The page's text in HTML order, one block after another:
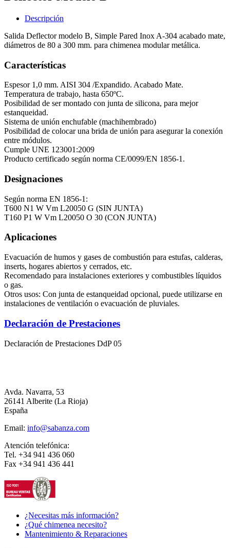
Descripción
Salida Deflector modelo B, Simple Pared Inox A-304 acabado mate,
diámetros de 80 a 300 mm. para chimenea modular metálica.
Características
Espesor 1,0 mm. AISI 304 /Expandido. Acabado Mate.
Temperatura de trabajo, hasta 650ºC.
Posibilidad de ser montado con junta de silicona, para mejor
estanqueidad.
Sistema de unión enchufable (machihembrado)
Posibilidad de colocar una brida de unión para asegurar la conexión
entre módulos.
Cumple UNE 123001:2009
Producto certificado según norma CE/0099/EN 1856-1.
Designaciones
Según norma EN 1856-1:
T600 N1 W Vm L20050 G (SIN JUNTA)
T160 P1 W Vm L20050 O 30 (CON JUNTA)
Aplicaciones
Evacuación de humos y gases de combustión para estufas, calderas,
inserts, hogares abiertos y cerrados, etc.
Recomendado para instalaciones exteriores y combustibles líquidos
o gas.
Otros usos: Con junta de estanqueidad opcional, puede utilizarse en
instalaciones de ventilación o evacuación de pluviales.
Declaración de Prestaciones
Declaración de Prestaciones DdP 05
Avda. Navarra, 53
26141 Alberite (La Rioja)
España
Email: info@sabanza.com
Atención telefónica:
Tel. +34 941 436 060
Fax +34 941 436 441
¿Necesitas más información?
¿Qué chimenea necesito?
Mantenimiento & Reparaciones